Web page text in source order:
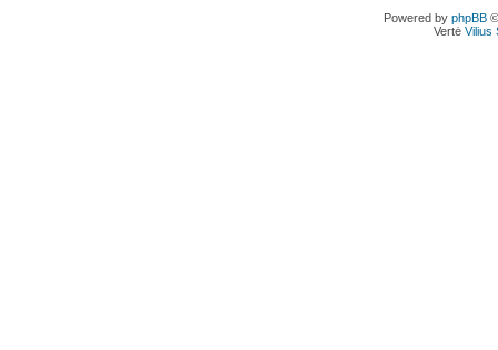
Powered by phpBB
Vertė Vilius